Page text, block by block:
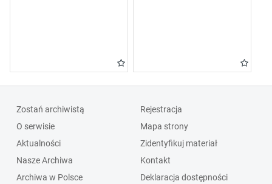
Zostań archiwistą
O serwisie
Aktualności
Nasze Archiwa
Archiwa w Polsce
Rejestracja
Mapa strony
Zidentyfikuj materiał
Kontakt
Deklaracja dostępności